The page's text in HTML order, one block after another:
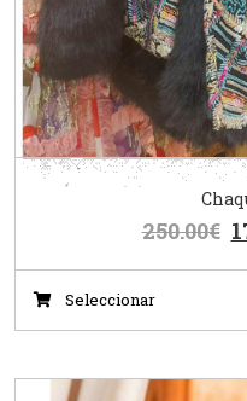
250.00€
Seleccionar